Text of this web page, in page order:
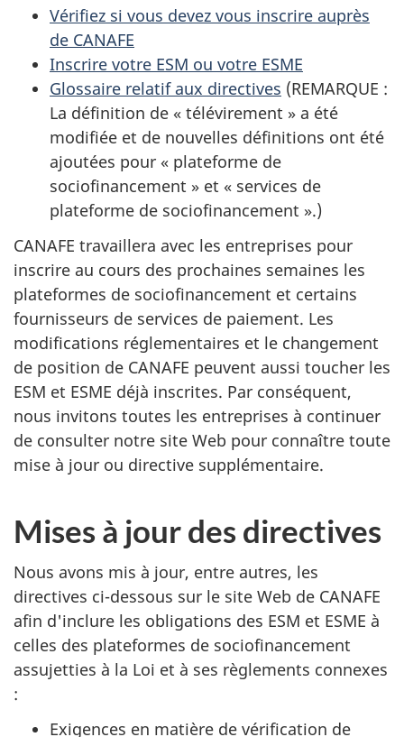
Vérifiez si vous devez vous inscrire auprès
de CANAFE
Inscrire votre ESM ou votre ESME
Glossaire relatif aux directives (REMARQUE :
La définition de « télévirement » a été
modifiée et de nouvelles définitions ont été
ajoutées pour « plateforme de
sociofinancement » et « services de
plateforme de sociofinancement ».)
CANAFE travaillera avec les entreprises pour
inscrire au cours des prochaines semaines les
plateformes de sociofinancement et certains
fournisseurs de services de paiement. Les
modifications réglementaires et le changement
de position de CANAFE peuvent aussi toucher les
ESM et ESME déjà inscrites. Par conséquent,
nous invitons toutes les entreprises à continuer
de consulter notre site Web pour connaître toute
mise à jour ou directive supplémentaire.
Mises à jour des directives
Nous avons mis à jour, entre autres, les
directives ci-dessous sur le site Web de CANAFE
afin d'inclure les obligations des ESM et ESME à
celles des plateformes de sociofinancement
assujetties à la Loi et à ses règlements connexes
:
Exigences en matière de vérification de